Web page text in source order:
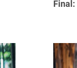
Final: